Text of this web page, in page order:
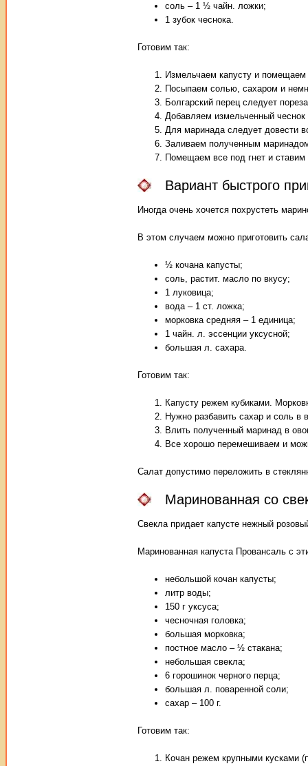
соль – 1 ½ чайн. ложки;
1 зубок чеснока.
Готовим так:
Измельчаем капусту и
Посыпаем солью, сахаром и
Болгарский перец следует
Добавляем измельченный
Для маринада следует довести
Заливаем полученным
Помещаем все под гнет и
Вариант быстрого
Иногда очень хочется похрустеть
В этом случаем можно приготовить
½ кочана капусты;
соль, растит. масло по вкусу;
1 луковица;
вода – 1 ст. ложка;
морковка средняя – 1 единица;
1 чайн. л. эссенции уксусной;
большая л. сахара.
Готовим так:
Капусту режем кубиками.
Нужно разбавить сахар и соль в
Влить полученный маринад в
Все хорошо перемешиваем и
Салат допустимо переложить в
Маринованная со
Свекла придает капусте нежный
Маринованная капуста Провансаль с
небольшой кочан капусты;
литр воды;
150 г уксуса;
чесночная головка;
большая морковка;
постное масло – ½ стакана;
небольшая свекла;
6 горошинок черного перца;
большая л. поваренной соли;
сахар – 100 г.
Готовим так:
Кочан режем крупными кусками